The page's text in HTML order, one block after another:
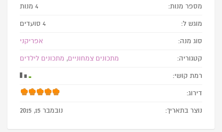
מספר מנות: 4 מנות
מוגש ל: 4 סועדים
סוג מנה: אפריקני
קטגוריה: מתכונים צמחוניים, מתכונים לילדים
רמת קושי:
דירוג:
נוצר בתאריך: נובמבר 15, 2015